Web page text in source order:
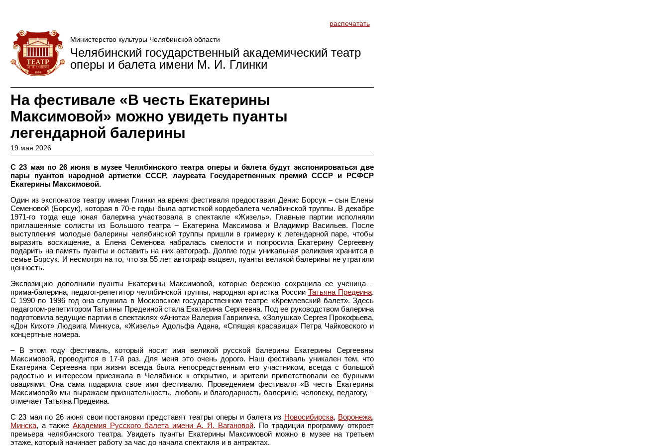
Министерство культуры Челябинской области
Челябинский государственный академический театр
оперы и балета имени М. И. Глинки
распечатать
На фестивале «В честь Екатерины
Максимовой» можно увидеть пуанты
легендарной балерины
19 мая 2026
С 23 мая по 26 июня в музее Челябинского театра оперы и балета будут экспонироваться две
пары пуантов народной артистки СССР, лауреата Государственных премий СССР и РСФСР
Екатерины Максимовой.
Один из экспонатов театру имени Глинки на время фестиваля предоставил Денис Борсук – сын Елены
Семеновой (Борсук), которая в 70-е годы была артисткой кордебалета челябинской труппы. В декабре
1971-го тогда еще юная балерина участвовала в спектакле «Жизель». Главные партии исполняли
приглашенные солисты из Большого театра – Екатерина Максимова и Владимир Васильев. После
выступления молодые балерины челябинской труппы пришли в гримерку к легендарной паре, чтобы
выразить восхищение, а Елена Семенова набралась смелости и попросила Екатерину Сергеевну
подарить на память пуанты и оставить на них автограф. Долгие годы уникальная реликвия хранится в
семье Борсук. И несмотря на то, что за 55 лет автограф выцвел, пуанты великой балерины не утратили
ценность.
Экспозицию дополнили пуанты Екатерины Максимовой, которые бережно сохранила ее ученица –
прима-балерина, педагог-репетитор челябинской труппы, народная артистка России Татьяна Предеина.
С 1990 по 1996 год она служила в Московском государственном театре «Кремлевский балет». Здесь
педагогом-репетитором Татьяны Предеиной стала Екатерина Сергеевна. Под ее руководством балерина
подготовила ведущие партии в спектаклях «Анюта» Валерия Гаврилина, «Золушка» Сергея Прокофьева,
«Дон Кихот» Людвига Минкуса, «Жизель» Адольфа Адана, «Спящая красавица» Петра Чайковского и
концертные номера.
– В этом году фестиваль, который носит имя великой русской балерины Екатерины Сергеевны
Максимовой, проводится в 17-й раз. Для меня это очень дорого. Наш фестиваль уникален тем, что
Екатерина Сергеевна при жизни всегда была непосредственным его участником, всегда с большой
радостью и интересом приезжала в Челябинск к открытию, и зрители приветствовали ее бурными
овациями. Она сама подарила свое имя фестивалю. Проведением фестиваля «В честь Екатерины
Максимовой» мы выражаем признательность, любовь и благодарность балерине, человеку, педагогу, –
отмечает Татьяна Предеина.
С 23 мая по 26 июня свои постановки представят театры оперы и балета из Новосибирска, Воронежа,
Минска, а также Академия Русского балета имени А. Я. Вагановой. По традиции программу откроет
премьера челябинского театра. Увидеть пуанты Екатерины Максимовой можно в музее на третьем
этаже, который начинает работу за час до начала спектакля и в антрактах.